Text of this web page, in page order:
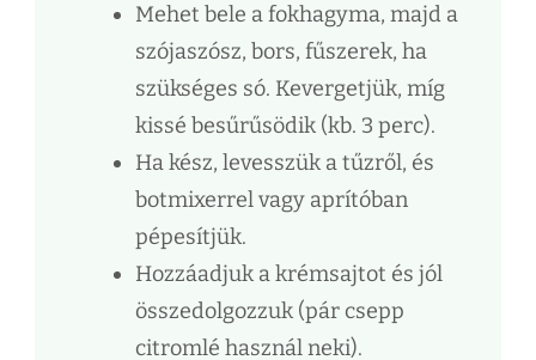
Mehet bele a fokhagyma, majd a
szójaszósz, bors, fűszerek, ha
szükséges só. Kevergetjük, míg
kissé besűrűsödik (kb. 3 perc).
Ha kész, levesszük a tűzről, és
botmixerrel vagy aprítóban
pépesítjük.
Hozzáadjuk a krémsajtot és jól
összedolgozzuk (pár csepp
citromlé használ neki).